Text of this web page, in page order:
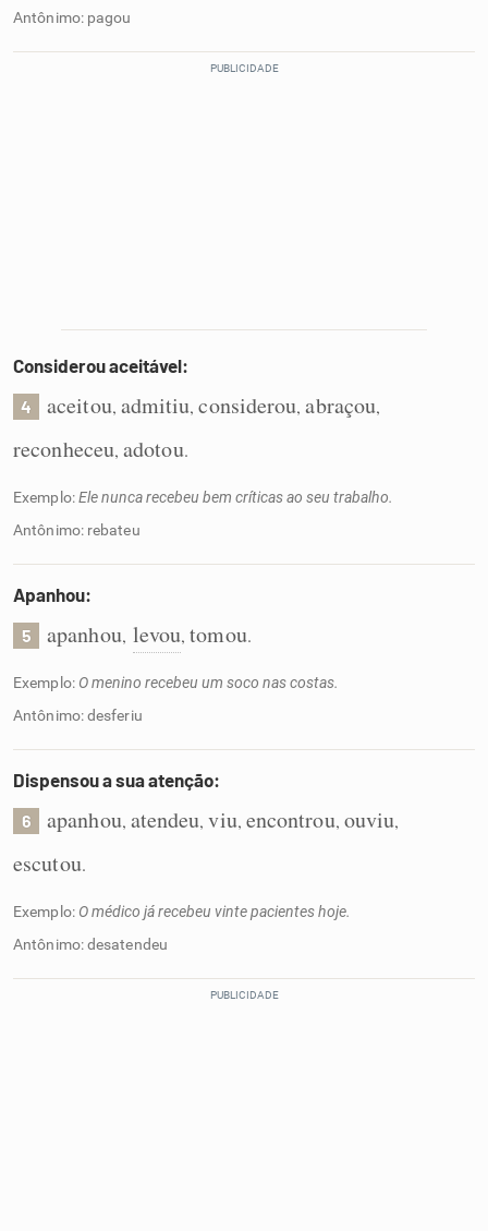
Antônimo: pagou
Considerou aceitável:
4 aceitou, admitiu,considerou,abraçou,
reconheceu, adotou.
Exemplo:Ele nunca recebeu bem críticas ao seu trabalho.
Antônimo: rebateu
Apanhou:
5 apanhou, levou,tomou.
Exemplo: O menino recebeu um soco nas costas.
Antônimo: desferiu
Dispensou a sua atenção:
6 apanhou, atendeu,viu, encontrou, ouviu,
escutou.
Exemplo: O médico já recebeu vinte pacientes hoje.
Antônimo: desatendeu